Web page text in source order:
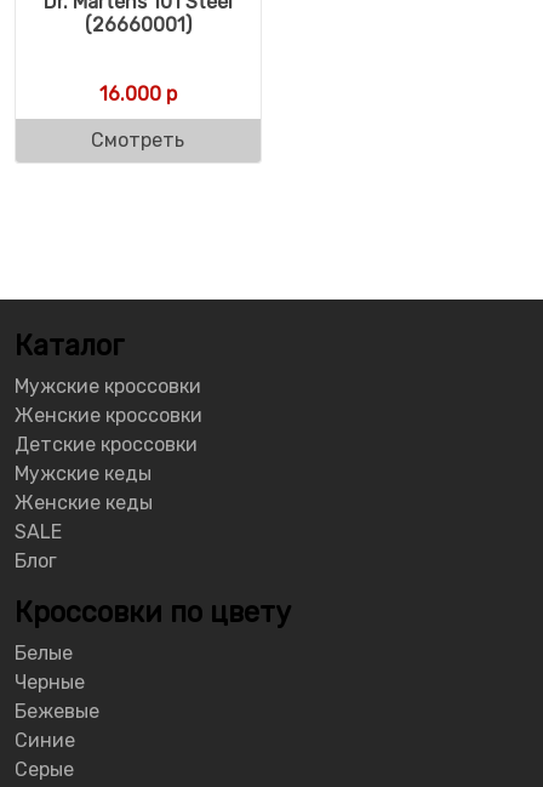
(26660001)
16.000р
Смотреть
Каталог
Мужские кроссовки
Женские кроссовки
Детские кроссовки
Мужские кеды
Женские кеды
SALE
Блог
Кроссовки по цвету
Белые
Черные
Бежевые
Синие
Серые